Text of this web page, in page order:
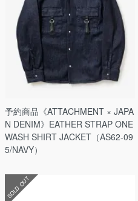
予約商品《ATTACHMENT × JAPA
N DENIM》EATHER STRAP ONE
WASH SHIRT JACKET（AS62-09
5/NAVY）
SOLD OUT